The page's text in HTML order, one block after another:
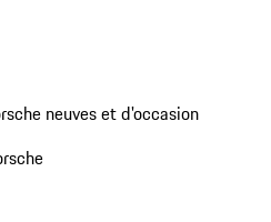
neuves et d'occasion